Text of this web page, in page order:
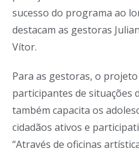
sucesso do programa ao
destacam as gestoras
Vítor.
Para as gestoras, o
participantes de situações
também capacita os
cidadãos ativos e
“Através de oficinas